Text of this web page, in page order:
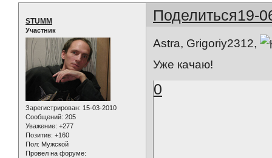
Поделиться19-
STUMM
Участник
Зарегистрирован: 15-03-2010
Сообщений: 205
Уважение: +277
Позитив: +160
Пол: Мужской
Провел на форуме:
Astra, Grigoriy2312,
Уже качаю!
0